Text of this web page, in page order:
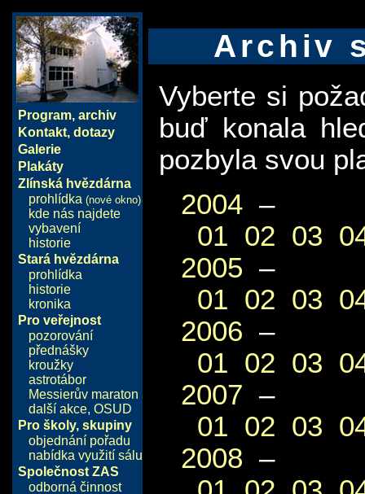
Program, archiv
Kontakt, dotazy
Galerie
Plakáty
Zlínská hvězdárna
prohlídka (nové okno)
kde nás najdete
vybavení
historie
Stará hvězdárna
prohlídka
historie
kronika
Pro veřejnost
pozorování
přednášky
kroužky
astrotábor
Messierův maraton
další akce, OSUD
Pro školy, skupiny
objednání pořadu
nabídka využití sálu
Společnost ZAS
odborná činnost
Archiv
Vyberte si
buď konala
pozbyla svou
2004 –
01 02 03
2005 –
01 02 03
2006 –
01 02 03
2007 –
01 02 03
2008 –